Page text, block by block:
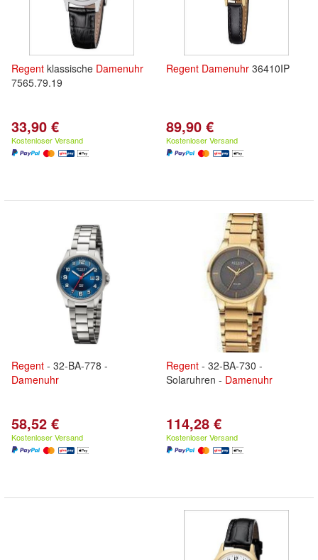
Regent klassische Damenuhr
7565.79.19
33,90 €
Kostenloser Versand
Regent Damenuhr 36410IP
89,90 €
Kostenloser Versand
Regent - 32-BA-778 -
Damenuhr
58,52 €
Kostenloser Versand
Regent - 32-BA-730 -
Solaruhren - Damenuhr
114,28 €
Kostenloser Versand